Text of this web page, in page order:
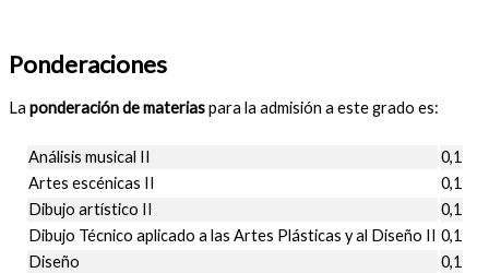
Ponderaciones
La ponderación de materiaspara la admisión a este grado es:
Análisis musical II
0,1
Artes escénicas II
0,1
Dibujo artístico II
0,1
Dibujo Técnico aplicado a las Artes Plásticas y al Diseño II 0,1
Diseño
0,1